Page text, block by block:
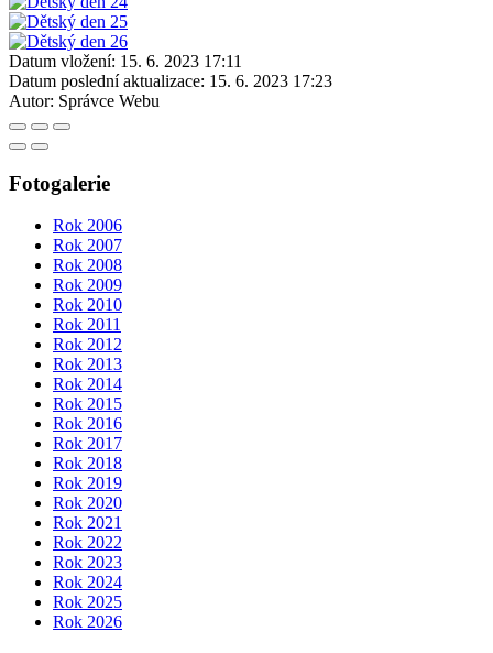
Datum vložení: 15. 6. 2023 17:11
Datum poslední aktualizace: 15. 6. 2023 17:23
Autor: Správce Webu
Fotogalerie
Rok 2006
Rok 2007
Rok 2008
Rok 2009
Rok 2010
Rok 2011
Rok 2012
Rok 2013
Rok 2014
Rok 2015
Rok 2016
Rok 2017
Rok 2018
Rok 2019
Rok 2020
Rok 2021
Rok 2022
Rok 2023
Rok 2024
Rok 2025
Rok 2026